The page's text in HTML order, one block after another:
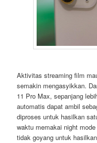
Aktivitas streaming film
semakin mengasyikkan.
11 Pro Max, sepanjang
automatis dapat ambil
diproses untuk hasilkan
waktu memakai night
tidak goyang untuk